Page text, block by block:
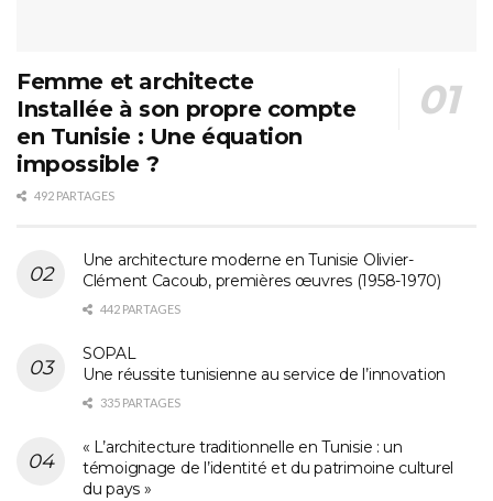
Femme et architecte
Installée à son propre compte
en Tunisie : Une équation
impossible ?
492 PARTAGES
Une architecture moderne en Tunisie Olivier-
Clément Cacoub, premières œuvres (1958-1970)
442 PARTAGES
SOPAL
Une réussite tunisienne au service de l’innovation
335 PARTAGES
« L’architecture traditionnelle en Tunisie : un
témoignage de l’identité et du patrimoine culturel
du pays »